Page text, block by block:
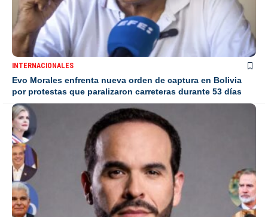
INTERNACIONALES
Evo Morales enfrenta nueva orden de captura en Bolivia
por protestas que paralizaron carreteras durante 53 días